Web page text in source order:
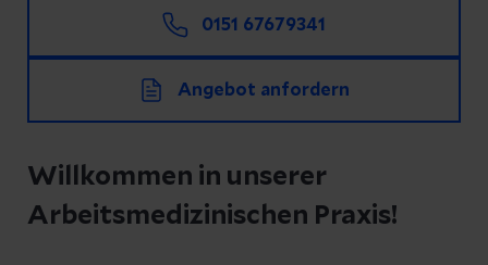
0151 67679341
Angebot anfordern
Willkommen in unserer
Arbeitsmedizinischen Praxis!